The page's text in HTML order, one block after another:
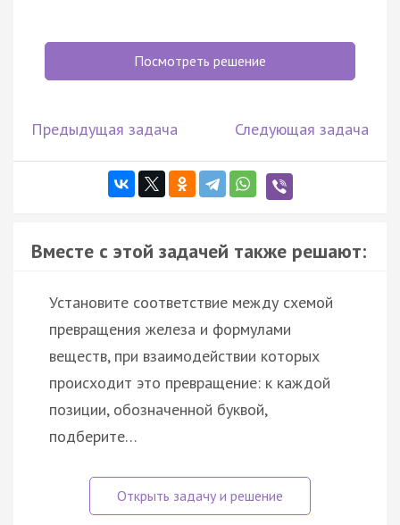
Посмотреть решение
Предыдущая задача Следующая задача
Вместе с этой задачей также решают:
Установите соответствие между схемой
превращения железа и формулами
веществ, при взаимодействии которых
происходит это превращение: к каждой
позиции, обозначенной буквой,
подберите…